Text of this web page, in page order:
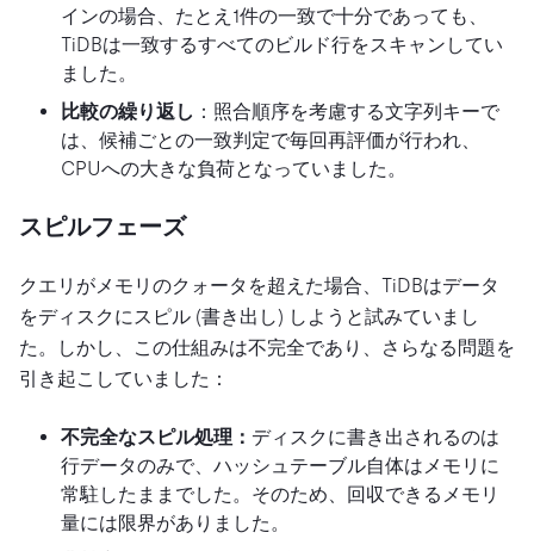
インの場合、たとえ1件の一致で十分であっても、
TiDBは一致するすべてのビルド行をスキャンしてい
ました。
比較の繰り返し ：照合順序を考慮する文字列キーで
は、候補ごとの一致判定で毎回再評価が行われ、
CPUへの大きな負荷となっていました。
スピルフェーズ
クエリがメモリのクォータを超えた場合、TiDBはデータ
をディスクにスピル (書き出し) しようと試みていまし
た。しかし、この仕組みは不完全であり、さらなる問題を
引き起こしていました：
不完全なスピル処理： ディスクに書き出されるのは
行データのみで、ハッシュテーブル自体はメモリに
常駐したままでした。そのため、回収できるメモリ
量には限界がありました。